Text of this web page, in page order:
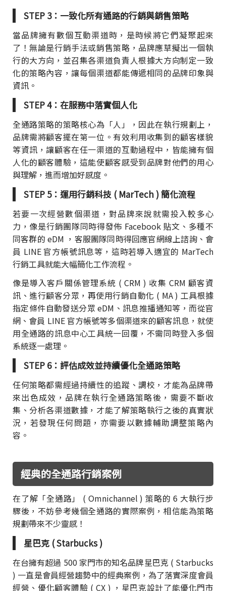
STEP 3：一致化所有通路的行銷與銷售策略
當品牌擁有數個互動渠道時，是時候將它們凝聚起來
了！無論是行銷手法或銷售策略，品牌應草擬出一個執
行的大方向，並召集各渠道負責人根據大方向制定一致
化的策略內容，讓每個渠道都能傳遞相同的品牌印象與
資訊。
STEP 4：在服務中落實個人化
全通路策略的策略核心為「人」，因此在執行規劃上，
品牌需將顧客擺在第一位。有效利用收集到的顧客樣貌
等資訊，讓顧客在任一渠道的互動過程中，皆能擁有個
人化的顧客體驗，這能使顧客感受到品牌對他們的用心
與理解，進而增加好感度。
STEP 5：運用行銷科技 ( MarTech ) 簡化流程
若要一次經營數個渠道，對品牌來說就需投入較多心
力，像是行銷團隊同時得發佈 Facebook 貼文、多種不
同客群的 eDM ，客服團隊同時得回應官網線上諮詢、會
員 LINE 官方帳號訊息等，這時若導入適宜的 MarTech
行銷工具就能大幅簡化工作流程。
像是導入客戶關係管理系統 ( CRM ) 收集 CRM 顧客資
訊、進行顧客分眾，再使用行銷自動化 ( MA ) 工具根據
指定條件自動發送分眾 eDM、訊息推播通知等，而從官
網、會員 LINE 官方帳號等多個渠道來的顧客訊息，就使
用全通路的訊息中心工具統一回覆，不需同時登入多個
系統逐一處理。
STEP 6：評估成效並持續優化全通路策略
任何策略都需經過持續性的追蹤、調校，才能為品牌帶
來出色成效，品牌在執行全通路策略後，需要不斷收
集、分析各渠道數據，才能了解策略執行之後的真實狀
況，若發現任何問題，亦需要以數據輔助調整策略內
容。
經典的全通路行銷案例
在了解「全通路」 ( Omnichannel ) 策略的 6 大執行步
驟後，不妨參考幾個全通路的實際案例，相信能為策略
規劃帶來不少靈感！
星巴克 ( Starbucks )
在台擁有超過 500 家門市的知名品牌星巴克 ( Starbucks
) 一直是會員經營趨勢中的經典案例，為了落實深度會員
經營、優化顧客體驗 ( CX ) ，星巴克設計了能優化門市